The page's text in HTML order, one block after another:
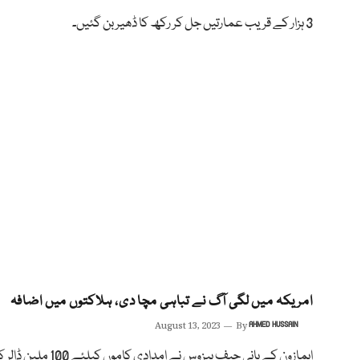
3 ہزار کے قریب عمارتیں جل کر رکھ کا ڈھیر بن گئیں۔
امریکہ میں لگی آگ نے تباہی مچا دی، ہلاکتوں میں اضافہ
August 13, 2023 ByAHMED HUSSAIN